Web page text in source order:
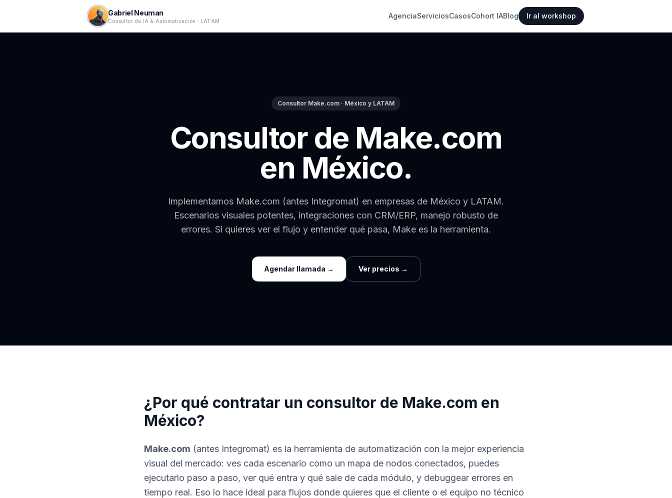
Gabriel Neuman
Consultor de IA & Automatización · LATAM
AgenciaServiciosCasosCohort IABlog Ir al workshop
Consultor Make.com · México y LATAM
Consultor de Make.com
en México.
Implementamos Make.com (antes Integromat) en empresas de México y LATAM.
Escenarios visuales potentes, integraciones con CRM/ERP, manejo robusto de
errores. Si quieres ver el flujo y entender qué pasa, Make es la herramienta.
Agendar llamada → Ver precios →
¿Por qué contratar un consultor de Make.com en
México?
Make.com (antes Integromat) es la herramienta de automatización con la mejor experiencia
visual del mercado: ves cada escenario como un mapa de nodos conectados, puedes
ejecutarlo paso a paso, ver qué entra y qué sale de cada módulo, y debuggear errores en
tiempo real. Eso lo hace ideal para flujos donde quieres que el cliente o el equipo no técnico